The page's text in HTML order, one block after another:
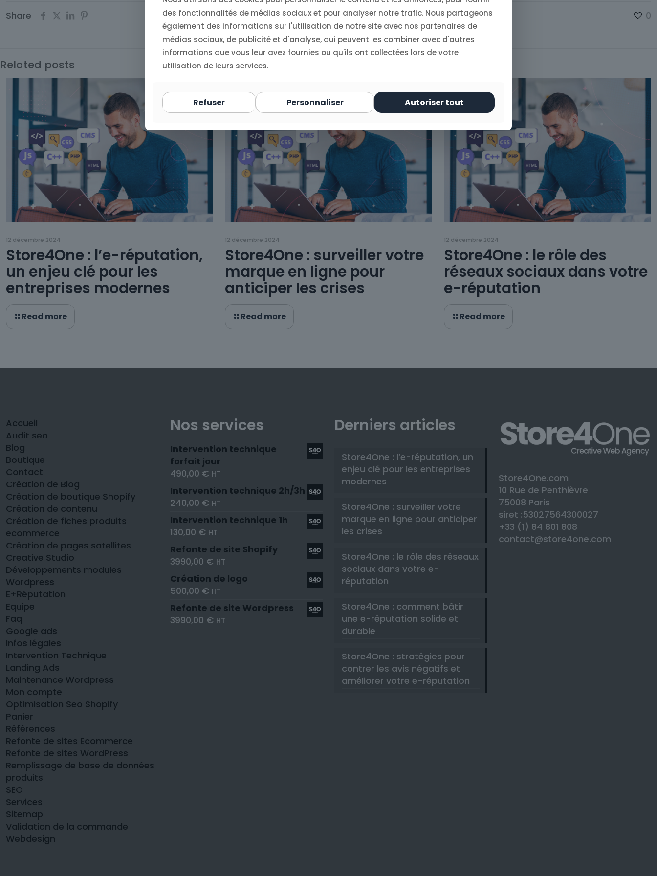
Share 0
Related posts
12 décembre 2024
Store4One : l’e-réputation,
un enjeu clé pour les
entreprises modernes
Read more
12 décembre 2024
Store4One : surveiller votre
marque en ligne pour
anticiper les crises
Read more
12 décembre 2024
Store4One : le rôle des
réseaux sociaux dans votre
e-réputation
Read more
Accueil
Audit seo
Blog
Boutique
Contact
Création de Blog
Création de boutique Shopify
Création de contenu
Création de fiches produits
ecommerce
Création de pages satellites
Creative Studio
Développements modules
Wordpress
E+Réputation
Equipe
Faq
Google ads
Infos légales
Intervention Technique
Landing Ads
Maintenance Wordpress
Mon compte
Optimisation Seo Shopify
Panier
Références
Refonte de sites Ecommerce
Refonte de sites WordPress
Remplissage de base de données
produits
SEO
Services
Sitemap
Validation de la commande
Webdesign
Nos services
Intervention technique
forfait jour
490,00 € HT
Intervention technique 2h/3h
240,00 € HT
Intervention technique 1h
130,00 € HT
Refonte de site Shopify
3990,00 € HT
Création de logo
500,00 € HT
Refonte de site Wordpress
3990,00 € HT
Derniers articles
Store4One : l’e-réputation, un
enjeu clé pour les entreprises
modernes
Store4One : surveiller votre
marque en ligne pour anticiper
les crises
Store4One : le rôle des réseaux
sociaux dans votre e-
réputation
Store4One : comment bâtir
une e-réputation solide et
durable
Store4One : stratégies pour
contrer les avis négatifs et
améliorer votre e-réputation
Store4One.com
10 Rue de Penthièvre
75008 Paris
siret :53027564300027
+33 (1) 84 801 808
contact@store4one.com
des fonctionnalités de médias sociaux et pour analyser notre trafic. Nous partageons
également des informations sur l'utilisation de notre site avec nos partenaires de
médias sociaux, de publicité et d'analyse, qui peuvent les combiner avec d'autres
informations que vous leur avez fournies ou qu'ils ont collectées lors de votre
utilisation de leurs services.
Refuser Personnaliser Autoriser tout